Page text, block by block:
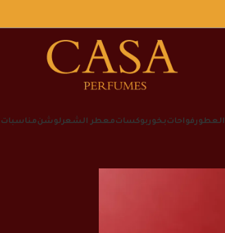
العطور فواحاتبخور بوكساتمعطر الشعر لوشنمناسبات